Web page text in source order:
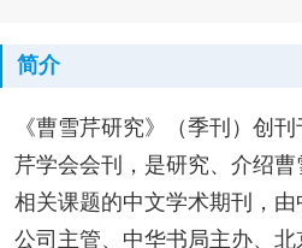
简介
《曹雪芹研究》（季刊）创
芹学会会刊，是研究、介绍
相关课题的中文学术期刊，
公司主管、中华书局主办、